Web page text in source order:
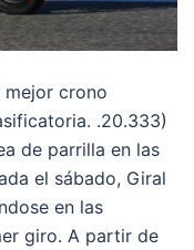
mejor crono
.20.333)
de parrilla en las
el sábado, Giral
en las
giro. A partir de